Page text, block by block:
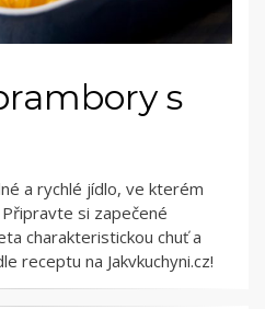
s
a rychlé jídlo, ve kterém
si zapečené
charakteristickou chuť a
receptu na Jakvkuchyni.cz!